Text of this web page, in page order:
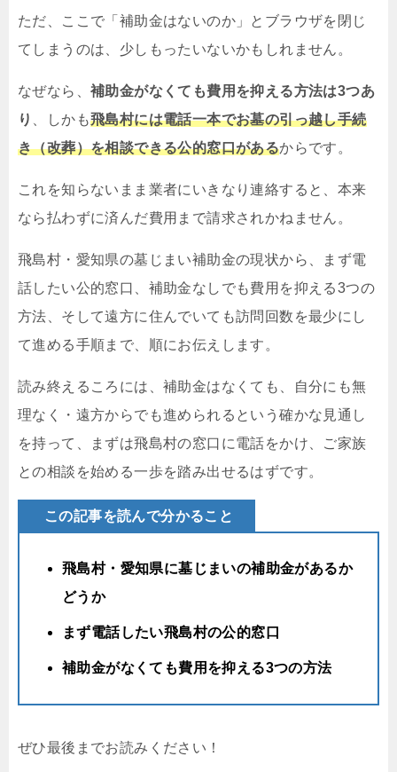
ただ、ここで「補助金はないのか」とブラウザを閉じ
てしまうのは、少しもったいないかもしれません。
なぜなら、 補助金がなくても費用を抑える方法は3つあ
り
、しかも飛島村には電話一本でお墓の引っ越し手続
き（改葬）を相談できる公的窓口があるからです。
これを知らないまま業者にいきなり連絡すると、本来
なら払わずに済んだ費用まで請求されかねません。
飛島村・愛知県の墓じまい補助金の現状から、まず電
話したい公的窓口、補助金なしでも費用を抑える3つの
方法、そして遠方に住んでいても訪問回数を最少にし
て進める手順まで、順にお伝えします。
読み終えるころには、補助金はなくても、自分にも無
理なく・遠方からでも進められるという確かな見通し
を持って、まずは飛島村の窓口に電話をかけ、ご家族
との相談を始める一歩を踏み出せるはずです。
この記事を読んで分かること
飛島村・愛知県に墓じまいの補助金があるか
どうか
まず電話したい飛島村の公的窓口
補助金がなくても費用を抑える3つの方法
ぜひ最後までお読みください！